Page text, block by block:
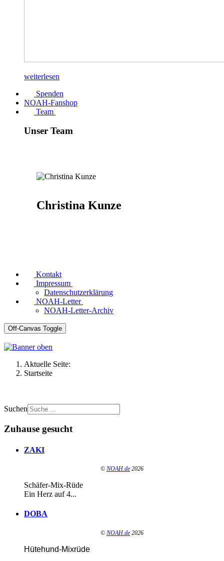
weiterlesen
Spenden
NOAH-Fanshop
Team
Unser Team
Christina Kunze
Kontakt
Impressum
Datenschutzerklärung
NOAH-Letter
NOAH-Letter-Archiv
Off-Canvas Toggle
Aktuelle Seite:
Startseite
Suchen
Zuhause gesucht
ZAKI
© NOAH.de 2026
Schäfer-Mix-Rüde
Ein Herz auf 4...
DOBA
© NOAH.de 2026
Hütehund-Mixrüde